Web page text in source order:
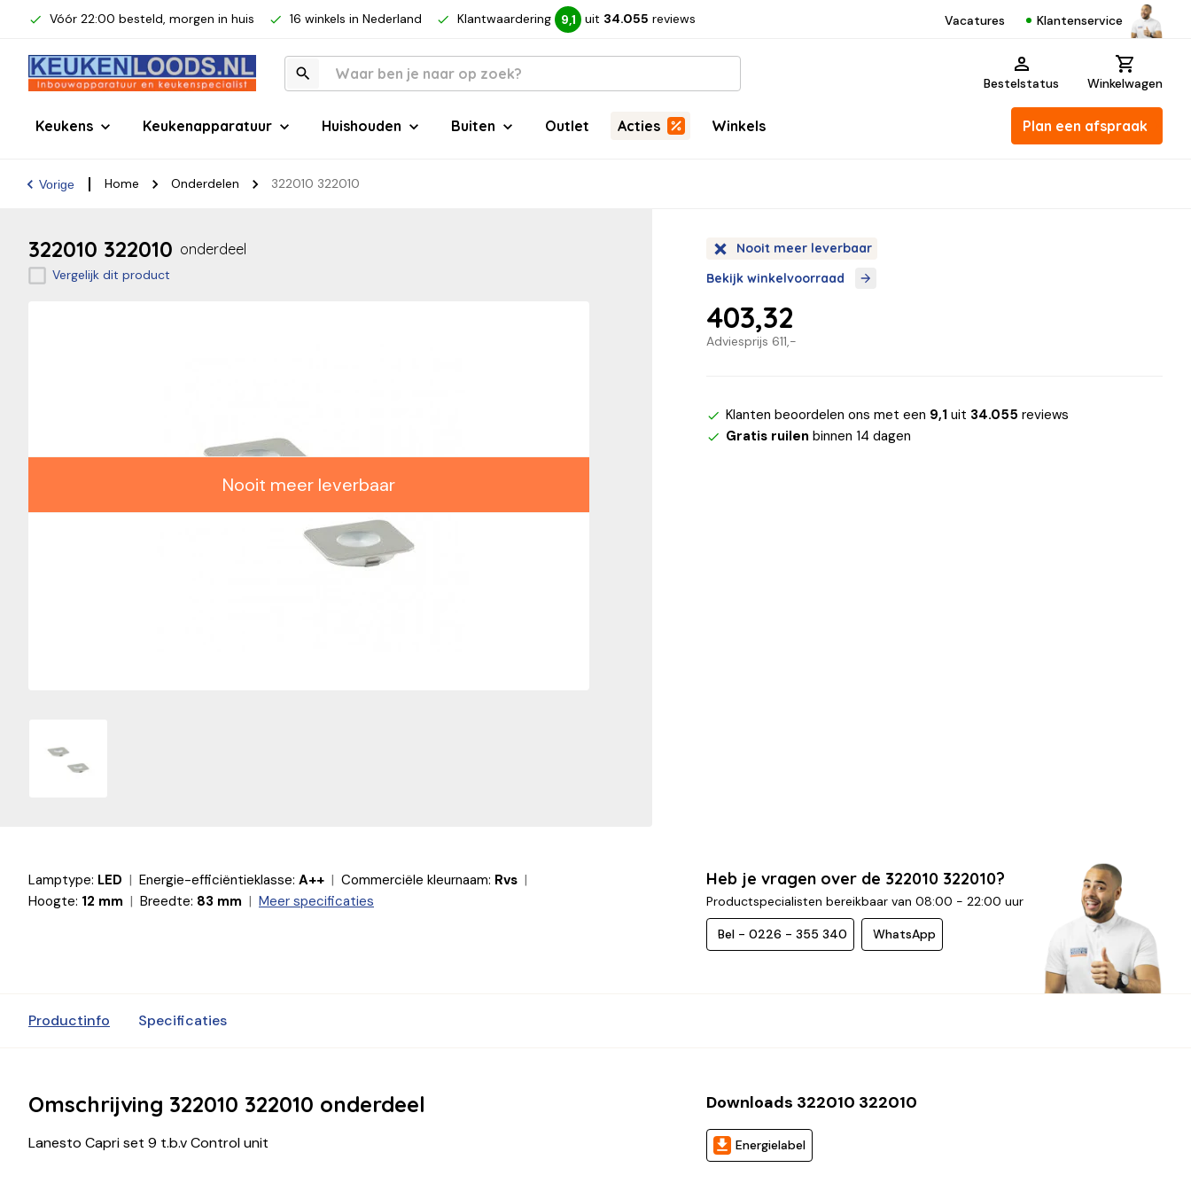
Vóór 22:00 besteld, morgen in huis 16 winkels in Nederland Klantwaardering 9,1 uit 34.055 reviews Vacatures Klantenservice
Bestelstatus Winkelwagen
Keukens Keukenapparatuur Huishouden Buiten Outlet Acties Winkels Plan een afspraak
Vorige Home Onderdelen 322010 322010
322010 322010 onderdeel
Vergelijk dit product
Nooit meer leverbaar
Nooit meer leverbaar
Bekijk winkelvoorraad
Adviesprijs 611,-
403,32
Klanten beoordelen ons met een 9,1 uit 34.055 reviews
Gratis ruilen binnen 14 dagen
Lamptype: LED Energie-efficiëntieklasse: A++ Commerciële kleurnaam: Rvs
Hoogte: 12 mm Breedte: 83 mm Meer specificaties
Heb je vragen over de 322010 322010?
Productspecialisten bereikbaar van 08:00 - 22:00 uur
Bel - 0226 - 355 340 WhatsApp
Productinfo Specificaties
Omschrijving 322010 322010 onderdeel
Lanesto Capri set 9 t.b.v Control unit
Downloads 322010 322010
Energielabel